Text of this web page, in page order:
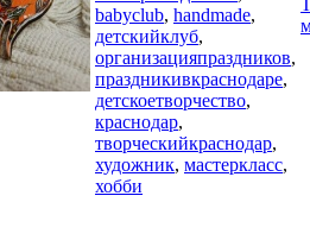
babyclub, handmade,
детскийклуб,
организацияпраздников,
праздникивкраснодаре,
детскоетворчество,
краснодар,
творческийкраснодар,
художник, мастеркласс,
хобби